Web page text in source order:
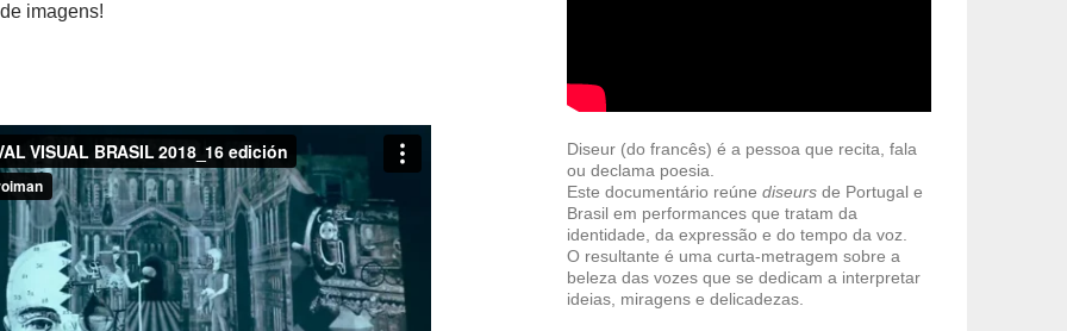
imagens!
Diseur (do francês) é a pessoa que recita, fala
ou declama poesia.
Este documentário reúne diseurs de Portugal e
Brasil em performances que tratam da
identidade, da expressão e do tempo da voz.
O resultante é uma curta-metragem sobre a
beleza das vozes que se dedicam a interpretar
ideias, miragens e delicadezas.